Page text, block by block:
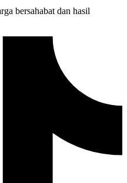
bersahabat dan hasil